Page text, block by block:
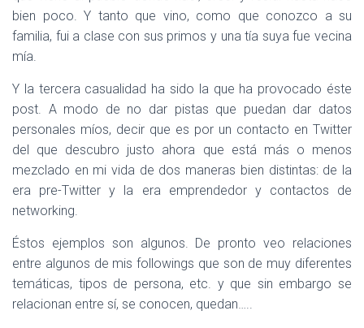
bien poco. Y tanto que vino, como que conozco a su
familia, fui a clase con sus primos y una tía suya fue vecina
mía.
Y la tercera casualidad ha sido la que ha provocado éste
post. A modo de no dar pistas que puedan dar datos
personales míos, decir que es por un contacto en Twitter
del que descubro justo ahora que está más o menos
mezclado en mi vida de dos maneras bien distintas: de la
era pre-Twitter y la era emprendedor y contactos de
networking.
Éstos ejemplos son algunos. De pronto veo relaciones
entre algunos de mis followings que son de muy diferentes
temáticas, tipos de persona, etc. y que sin embargo se
relacionan entre sí, se conocen, quedan…..